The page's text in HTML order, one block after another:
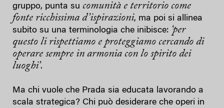
gruppo, punta su comunità e territorio come
fonte ricchissima d’ispirazioni, ma poi si allinea
subito su una terminologia che inibisce: ‘per
questo li rispettiamo e proteggiamo cercando di
operare sempre in armonia con lo spirito dei
luoghi’.
Ma chi vuole che Prada sia educata lavorando a
scala strategica? Chi può desiderare che operi in